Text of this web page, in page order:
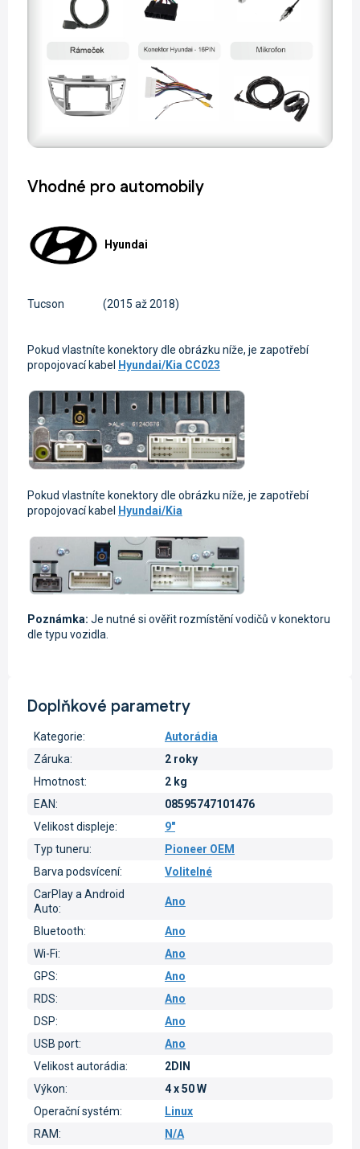
Vhodné pro automobily
Hyundai
Tucson (2015 až 2018)
Pokud vlastníte konektory dle obrázku níže, je zapotřebí
propojovací kabel
Hyundai/Kia CC023
Pokud vlastníte konektory dle obrázku níže, je zapotřebí
propojovací kabel
Hyundai/Kia
Poznámka: Je nutné si ověřit rozmístění vodičů v konektoru
dle typu vozidla.
Doplňkové parametry
Kategorie:
Autorádia
Záruka:
2 roky
Hmotnost:
2 kg
EAN:
08595747101476
Velikost displeje:
9"
Typ tuneru:
Pioneer OEM
Barva podsvícení:
Volitelné
CarPlay a Android
Auto:
Ano
Bluetooth:
Ano
Wi-Fi:
Ano
GPS:
Ano
RDS:
Ano
DSP:
Ano
USB port:
Ano
Velikost autorádia:
2DIN
Výkon:
4 x 50 W
Operační systém:
Linux
RAM:
N/A